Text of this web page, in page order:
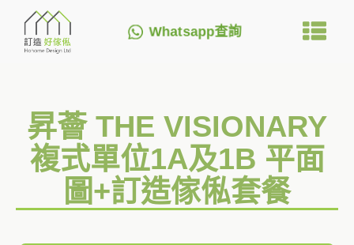
Whatsapp查詢
昇薈 THE VISIONARY
複式單位1A及1B 平面
圖+訂造傢俬套餐